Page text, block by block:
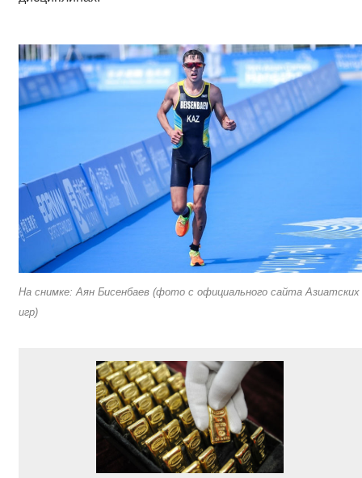
На снимке: Аян Бисенбаев (фото с официального сайта Азиатских
игр)